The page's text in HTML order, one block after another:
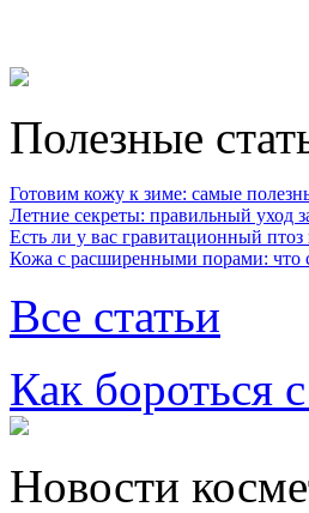
Полезные
Готовим кожу к зиме: самые
Летние секреты: правильный уход
Есть ли у вас гравитационный птоз
Кожа с расширенными порами: что
Все статьи
Как бороться
Новости